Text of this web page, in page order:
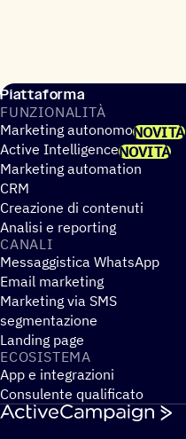
Piattaforma
FUNZIO­NA­LITÀ
Marketing autonomoNOVITÀ
Active IntelligenceNOVITÀ
Marketing automation
CRM
Creazione di contenuti
Analisi e reporting
CANALI
Messaggistica WhatsApp
Email marketing
Marketing via SMS
segmentazione
Landing page
ECOSI­STEMA
App e integrazioni
Consulente qualificato